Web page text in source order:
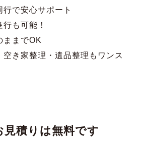
行で安心サポート
行も可能！
ままでOK
空き家整理・遺品整理もワンス
見積りは無料です